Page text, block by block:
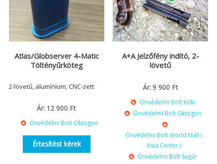
Atlas/Globserver 4-Matic
Töltényűrköteg
2-lövetű, alumínium, CNC-zett
Ár: 12 900 Ft
Önvédelmi Bolt Oktogon
Értesítést kérek
A+A Jelzőfény indító, 2-
lövetű
Ár: 9 900 Ft
Önvédelmi Bolt Köki
Önvédelmi Bolt Oktogon
Önvédelmi Bolt World Mall (
Asia Center )
Önvédelmi Bolt Sugár